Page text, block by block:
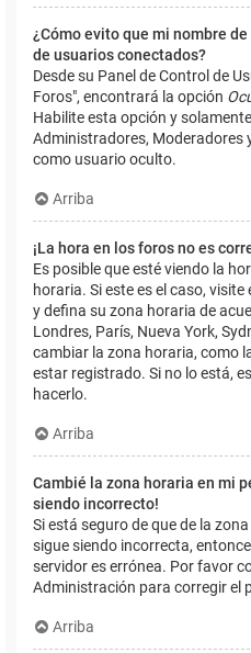
¿Cómo evito que mi nombre
de usuarios conectados?
Desde su Panel de Control de
Foros", encontrará la opción
Habilite esta opción y
Administradores, Moderadores
como usuario oculto.
Arriba
¡La hora en los foros no es
Es posible que esté viendo la
horaria. Si este es el caso,
y defina su zona horaria de
Londres, París, Nueva York,
cambiar la zona horaria, como
estar registrado. Si no lo está,
hacerlo.
Arriba
Cambié la zona horaria en mi
siendo incorrecto!
Si está seguro de que de la
sigue siendo incorrecta,
servidor es errónea. Por favor
Administración para corregir el
Arriba